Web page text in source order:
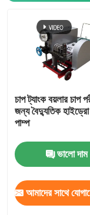
উচ্চ চাপ জল জেট পাম্প
শিল্প কুয়াশা মেশিন
উচ্চ চাপ ধোয়ার
উচ্চ চাপ প্লাঞ্জার পাম্প
চাপ ট্যাংক বয়লার চাপ
জন্য বৈদ্যুতিক হাইড্রো
পাম্প
ভালো দাম
আমাদের সাথে